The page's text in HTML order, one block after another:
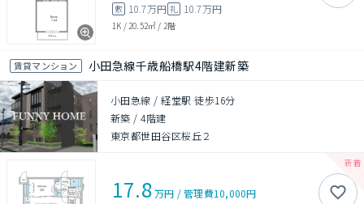
敷 10.7万円 礼 10.7万円
1K / 20.52㎡ / 2階
賃貸マンション 小田急線千歳船橋駅4階建新築
小田急線 / 経堂駅 徒歩16分
新築 /4階建
東京都世田谷区桜丘２
17.8万円 /管理費10,000円